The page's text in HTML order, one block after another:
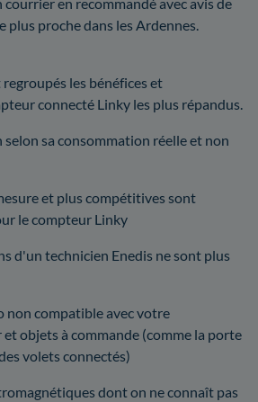
plus proche dans les Ardennes.
les bénéfices et
connecté Linky les plus répandus.
sa consommation réelle et non
et plus compétitives sont
le compteur Linky
d'un technicien Enedis ne sont plus
non compatible avec votre
objets à commande (comme la porte
volets connectés)
dont on ne connaît pas